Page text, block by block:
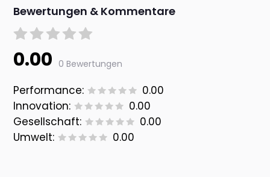
Bewertungen & Kommentare
0.00 0 Bewertungen
Performance:
0.00
Innovation:
0.00
Gesellschaft:
0.00
Umwelt:
0.00